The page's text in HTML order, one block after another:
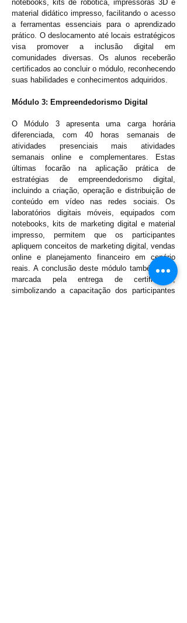
notebooks, kits de robótica, impressoras 3D e
material didático impresso, facilitando o acesso
a ferramentas essenciais para o aprendizado
prático. O deslocamento até locais estratégicos
visa promover a inclusão digital em
comunidades diversas. Os alunos receberão
certificados ao concluir o módulo, reconhecendo
suas habilidades e conhecimentos adquiridos.
Módulo 3: Empreendedorismo Digital
O Módulo 3 apresenta uma carga horária
diferenciada, com 40 horas semanais de
atividades presenciais mais atividades
semanais online e complementares. Estas
últimas focarão na aplicação prática de
estratégias de empreendedorismo digital,
incluindo a criação, operação e distribuição de
conteúdo em vídeo nas redes sociais. Os
laboratórios digitais móveis, equipados com
notebooks, kits de marketing digital e material
impresso, permitem que os participantes
apliquem conceitos de marketing digital, vendas
online e planejamento financeiro em cenário
reais. A conclusão deste módulo também será
marcada pela entrega de certificados,
simbolizando a capacitação dos participantes